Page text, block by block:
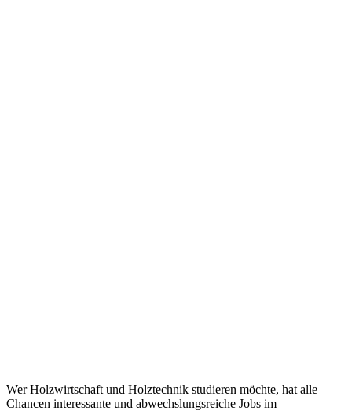
Wer Holzwirtschaft und Holztechnik studieren möchte, hat alle
Chancen interessante und abwechslungsreiche Jobs im